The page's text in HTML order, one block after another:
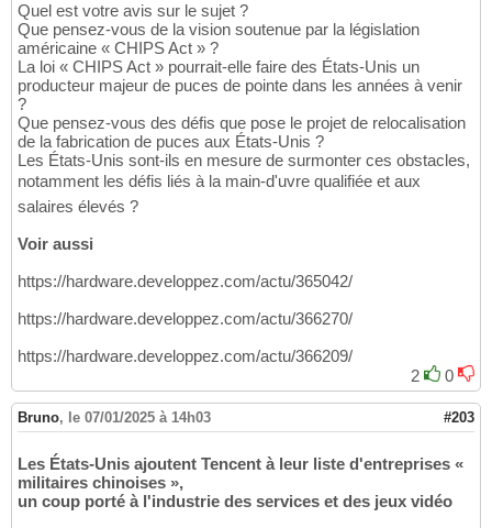
Quel est votre avis sur le sujet ?
Que pensez-vous de la vision soutenue par la législation
américaine « CHIPS Act » ?
La loi « CHIPS Act » pourrait-elle faire des États-Unis un
producteur majeur de puces de pointe dans les années à venir
?
Que pensez-vous des défis que pose le projet de relocalisation
de la fabrication de puces aux États-Unis ?
Les États-Unis sont-ils en mesure de surmonter ces obstacles,
notamment les défis liés à la main-d'uvre qualifiée et aux
salaires élevés ?
Voir aussi
https://hardware.developpez.com/actu/365042/
https://hardware.developpez.com/actu/366270/
https://hardware.developpez.com/actu/366209/
2
0
Bruno, le 07/01/2025 à 14h03 #203
Les États-Unis ajoutent Tencent à leur liste d'entreprises «
militaires chinoises »,
un coup porté à l'industrie des services et des jeux vidéo